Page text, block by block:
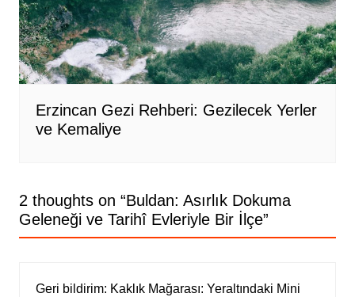
Erzincan Gezi Rehberi: Gezilecek Yerler
ve Kemaliye
2 thoughts on “Buldan: Asırlık Dokuma
Geleneği ve Tarihî Evleriyle Bir İlçe”
Geri bildirim: Kaklık Mağarası: Yeraltındaki Mini